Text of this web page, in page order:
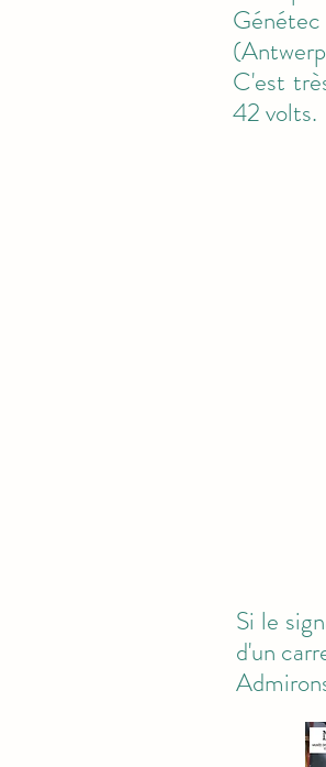
C'est
42 volts.
Si le
d'un